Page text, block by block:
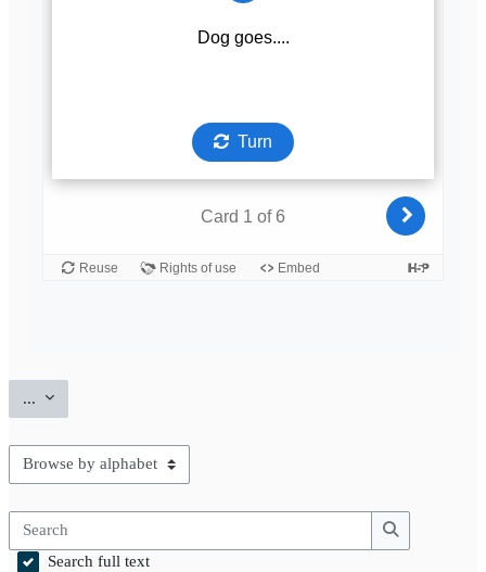
... Export entries
Browse the glossary using this index
Search
Search
Search full text